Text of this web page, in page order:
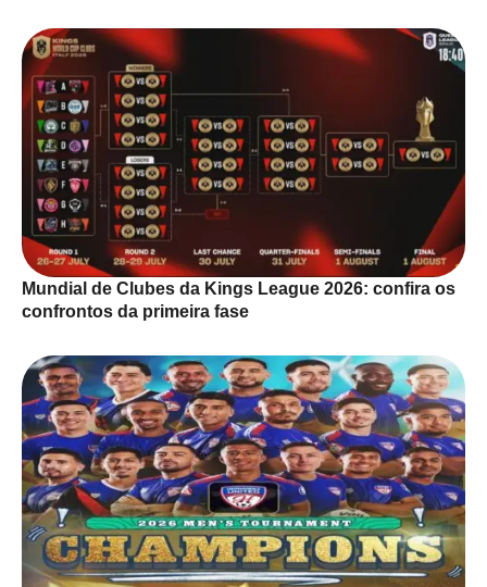
Mundial de Clubes da Kings League 2026: confira os
confrontos da primeira fase